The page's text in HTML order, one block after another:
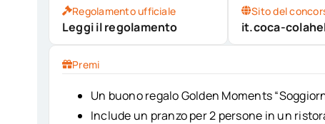
Regolamento ufficiale
Leggi il regolamento
Sito del
it.coca-
Premi
Un buono regalo Golden Moments
Include un pranzo per 2 persone in un